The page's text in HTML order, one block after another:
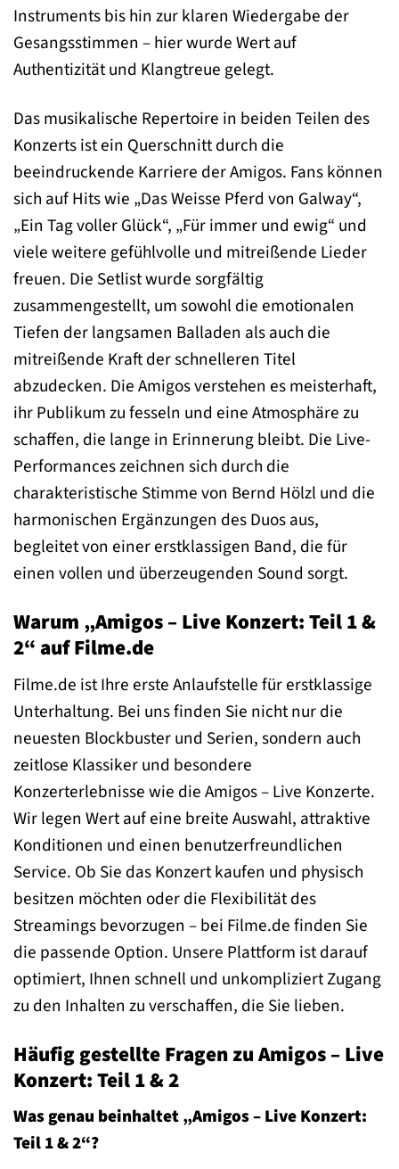
Instruments bis hin zur klaren Wiedergabe der
Gesangsstimmen – hier wurde Wert auf
Authentizität und Klangtreue gelegt.
Das musikalische Repertoire in beiden Teilen des
Konzerts ist ein Querschnitt durch die
beeindruckende Karriere der Amigos. Fans können
sich auf Hits wie „Das Weisse Pferd von Galway“,
„Ein Tag voller Glück“, „Für immer und ewig“ und
viele weitere gefühlvolle und mitreißende Lieder
freuen. Die Setlist wurde sorgfältig
zusammengestellt, um sowohl die emotionalen
Tiefen der langsamen Balladen als auch die
mitreißende Kraft der schnelleren Titel
abzudecken. Die Amigos verstehen es meisterhaft,
ihr Publikum zu fesseln und eine Atmosphäre zu
schaffen, die lange in Erinnerung bleibt. Die Live-
Performances zeichnen sich durch die
charakteristische Stimme von Bernd Hölzl und die
harmonischen Ergänzungen des Duos aus,
begleitet von einer erstklassigen Band, die für
einen vollen und überzeugenden Sound sorgt.
Warum „Amigos – Live Konzert: Teil 1 &
2“ auf Filme.de
Filme.de ist Ihre erste Anlaufstelle für erstklassige
Unterhaltung. Bei uns finden Sie nicht nur die
neuesten Blockbuster und Serien, sondern auch
zeitlose Klassiker und besondere
Konzerterlebnisse wie die Amigos – Live Konzerte.
Wir legen Wert auf eine breite Auswahl, attraktive
Konditionen und einen benutzerfreundlichen
Service. Ob Sie das Konzert kaufen und physisch
besitzen möchten oder die Flexibilität des
Streamings bevorzugen – bei Filme.de finden Sie
die passende Option. Unsere Plattform ist darauf
optimiert, Ihnen schnell und unkompliziert Zugang
zu den Inhalten zu verschaffen, die Sie lieben.
Häufig gestellte Fragen zu Amigos – Live
Konzert: Teil 1 & 2
Was genau beinhaltet „Amigos – Live Konzert:
Teil 1 & 2“?